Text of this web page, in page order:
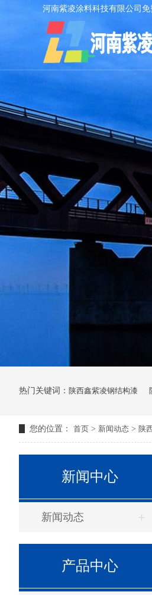
河南紫凌涂料科技有限公司
热门关键词： 陕西鑫紫凌钢结构漆
您的位置： 首页 > 新闻动态 > 陕
新闻中心
新闻动态
产品中心